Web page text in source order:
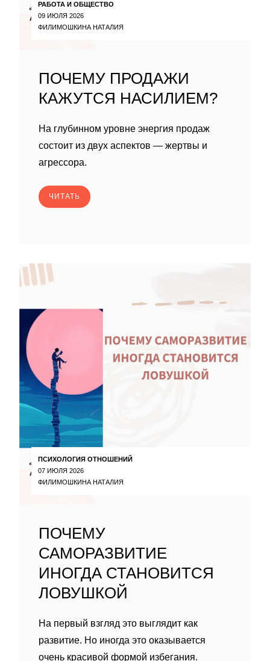
РАБОТА И ОБЩЕСТВО
09 ИЮЛЯ 2026
ФИЛИМОШКИНА НАТАЛИЯ
ПОЧЕМУ ПРОДАЖИ
КАЖУТСЯ НАСИЛИЕМ?
На глубинном уровне энергия продаж
состоит из двух аспектов — жертвы и
агрессора.
ЧИТАТЬ
ПСИХОЛОГИЯ ОТНОШЕНИЙ
07 ИЮЛЯ 2026
ФИЛИМОШКИНА НАТАЛИЯ
ПОЧЕМУ
САМОРАЗВИТИЕ
ИНОГДА СТАНОВИТСЯ
ЛОВУШКОЙ
На первый взгляд это выглядит как
развитие. Но иногда это оказывается
очень красивой формой избегания.